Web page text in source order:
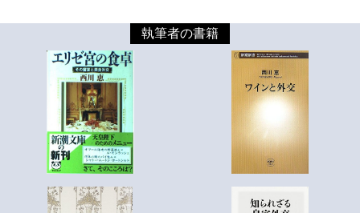
執筆者の書籍